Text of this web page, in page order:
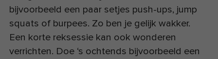
bijvoorbeeld een paar setjes push-ups, jump
squats of burpees. Zo ben je gelijk wakker.
Een korte reksessie kan ook wonderen
verrichten. Doe ‘s ochtends bijvoorbeeld een